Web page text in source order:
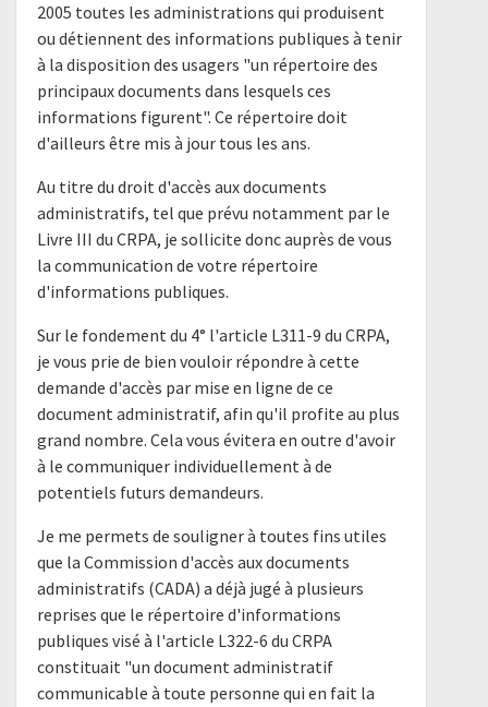
2005 toutes les administrations qui produisent
ou détiennent des informations publiques à tenir
à la disposition des usagers "un répertoire des
principaux documents dans lesquels ces
informations figurent". Ce répertoire doit
d'ailleurs être mis à jour tous les ans.
Au titre du droit d'accès aux documents
administratifs, tel que prévu notamment par le
Livre III du CRPA, je sollicite donc auprès de vous
la communication de votre répertoire
d'informations publiques.
Sur le fondement du 4° l'article L311-9 du CRPA,
je vous prie de bien vouloir répondre à cette
demande d'accès par mise en ligne de ce
document administratif, afin qu'il profite au plus
grand nombre. Cela vous évitera en outre d'avoir
à le communiquer individuellement à de
potentiels futurs demandeurs.
Je me permets de souligner à toutes fins utiles
que la Commission d'accès aux documents
administratifs (CADA) a déjà jugé à plusieurs
reprises que le répertoire d'informations
publiques visé à l'article L322-6 du CRPA
constituait "un document administratif
communicable à toute personne qui en fait la